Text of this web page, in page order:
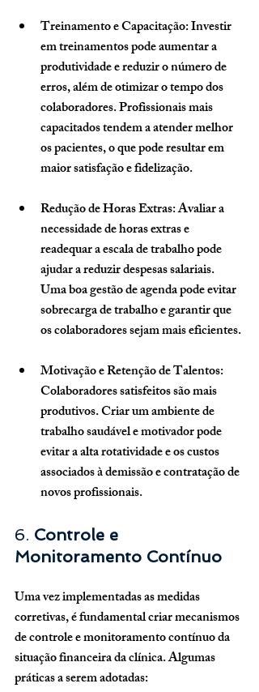
Treinamento e Capacitação: Investir
em treinamentos pode aumentar a
produtividade e reduzir o número de
erros, além de otimizar o tempo dos
colaboradores. Profissionais mais
capacitados tendem a atender melhor
os pacientes, o que pode resultar em
maior satisfação e fidelização.
Redução de Horas Extras: Avaliar a
necessidade de horas extras e
readequar a escala de trabalho pode
ajudar a reduzir despesas salariais.
Uma boa gestão de agenda pode evitar
sobrecarga de trabalho e garantir que
os colaboradores sejam mais eficientes.
Motivação e Retenção de Talentos:
Colaboradores satisfeitos são mais
produtivos. Criar um ambiente de
trabalho saudável e motivador pode
evitar a alta rotatividade e os custos
associados à demissão e contratação de
novos profissionais.
6. Controle e
Monitoramento Contínuo
Uma vez implementadas as medidas
corretivas, é fundamental criar mecanismos
de controle e monitoramento contínuo da
situação financeira da clínica. Algumas
práticas a serem adotadas: